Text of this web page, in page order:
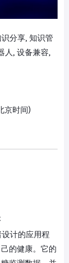
分享, 知识管
人, 设备兼容,
京时间)
计的应用程
的健康。它的